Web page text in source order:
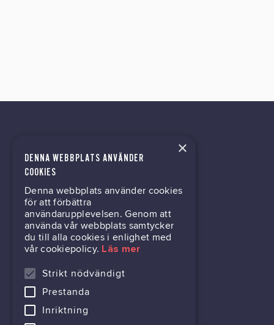
kontor@gil.se
031-63 64 80
Mölndalsvägen 30B
Box 24061
400 22 Göteborg
716444-6762
×
DENNA WEBBPLATS ANVÄNDER
COOKIES
Denna webbplats använder cookies
för att förbättra
användarupplevelsen. Genom att
använda vår webbplats samtycker
du till alla cookies i enlighet med
vår cookiepolicy. Läs mer
Strikt nödvändigt
Prestanda
Inriktning